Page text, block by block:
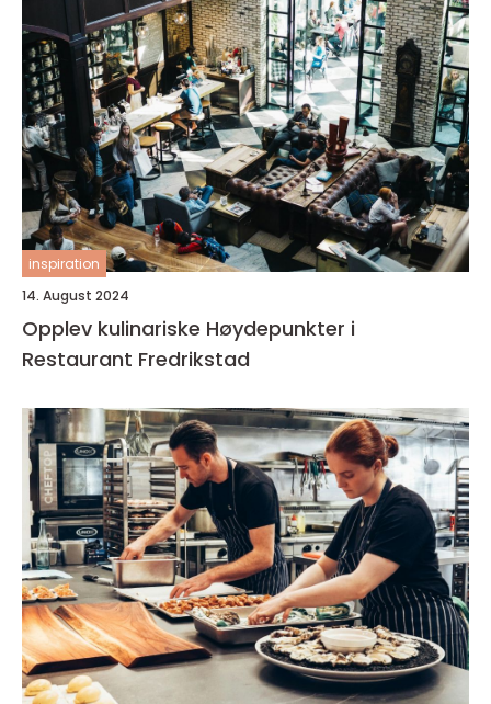
inspiration
14. August 2024
Opplev kulinariske Høydepunkter i
Restaurant Fredrikstad